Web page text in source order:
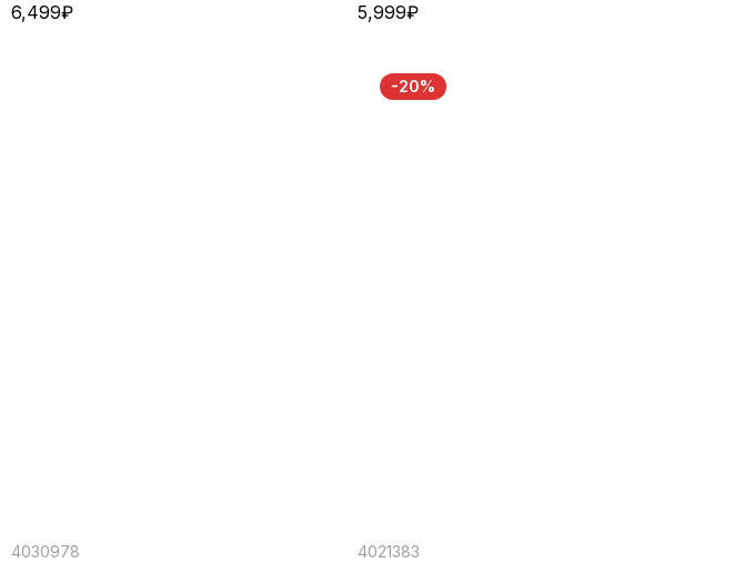
6,499₽
5,999₽
4030978
-20%
4021383